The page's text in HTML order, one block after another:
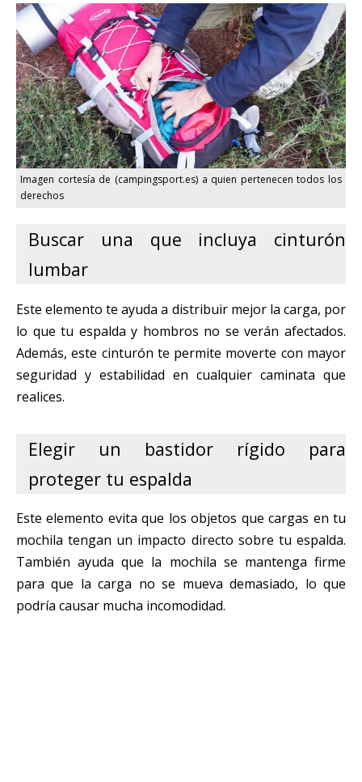
Imagen cortesía de (campingsport.es) a quien pertenecen todos los
derechos
Buscar una que incluya cinturón
lumbar
Este elemento te ayuda a distribuir mejor la carga, por
lo que tu espalda y hombros no se verán afectados.
Además, este cinturón te permite moverte con mayor
seguridad y estabilidad en cualquier caminata que
realices.
Elegir un bastidor rígido para
proteger tu espalda
Este elemento evita que los objetos que cargas en tu
mochila tengan un impacto directo sobre tu espalda.
También ayuda que la mochila se mantenga firme
para que la carga no se mueva demasiado, lo que
podría causar mucha incomodidad.